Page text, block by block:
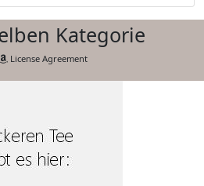
Kategorie
License Agreement